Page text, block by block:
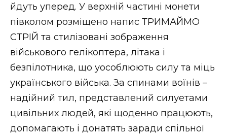
йдуть уперед. У верхній частині монети
півколом розміщено напис ТРИМАЙМО
СТРІЙ та стилізовані зображення
військового гелікоптера, літака і
безпілотника, що уособлюють силу та міць
українського війська. За спинами воїнів –
надійний тил, представлений силуетами
цивільних людей, які щоденно працюють,
допомагають і донатять заради спільної